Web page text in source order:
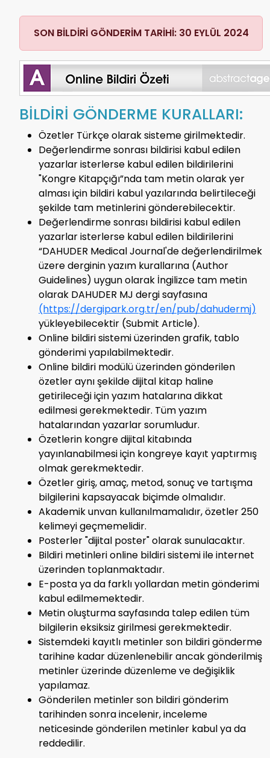
SON BİLDİRİ GÖNDERİM TARİHİ: 30 EYLÜL 2024
BİLDİRİ GÖNDERME KURALLARI:
Özetler Türkçe olarak sisteme girilmektedir.
Değerlendirme sonrası bildirisi kabul edilen
yazarlar isterlerse kabul edilen bildirilerini
"Kongre Kitapçığı”nda tam metin olarak yer
alması için bildiri kabul yazılarında belirtileceği
şekilde tam metinlerini gönderebilecektir.
Değerlendirme sonrası bildirisi kabul edilen
yazarlar isterlerse kabul edilen bildirilerini
“DAHUDER Medical Journal'de değerlendirilmek
üzere derginin yazım kurallarına (Author
Guidelines) uygun olarak İngilizce tam metin
olarak DAHUDER MJ dergi sayfasına
(https://dergipark.org.tr/en/pub/dahudermj)
yükleyebilecektir (Submit Article).
Online bildiri sistemi üzerinden grafik, tablo
gönderimi yapılabilmektedir.
Online bildiri modülü üzerinden gönderilen
özetler aynı şekilde dijital kitap haline
getirileceği için yazım hatalarına dikkat
edilmesi gerekmektedir. Tüm yazım
hatalarından yazarlar sorumludur.
Özetlerin kongre dijital kitabında
yayınlanabilmesi için kongreye kayıt yaptırmış
olmak gerekmektedir.
Özetler giriş, amaç, metod, sonuç ve tartışma
bilgilerini kapsayacak biçimde olmalıdır.
Akademik unvan kullanılmamalıdır, özetler 250
kelimeyi geçmemelidir.
Posterler "dijital poster" olarak sunulacaktır.
Bildiri metinleri online bildiri sistemi ile internet
üzerinden toplanmaktadır.
E-posta ya da farklı yollardan metin gönderimi
kabul edilmemektedir.
Metin oluşturma sayfasında talep edilen tüm
bilgilerin eksiksiz girilmesi gerekmektedir.
Sistemdeki kayıtlı metinler son bildiri gönderme
tarihine kadar düzenlenebilir ancak gönderilmiş
metinler üzerinde düzenleme ve değişiklik
yapılamaz.
Gönderilen metinler son bildiri gönderim
tarihinden sonra incelenir, inceleme
neticesinde gönderilen metinler kabul ya da
reddedilir.